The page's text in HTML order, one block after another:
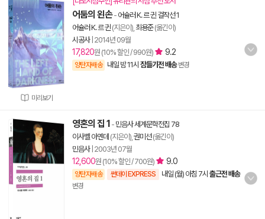
미리보기
어둠의 왼손- 어슐러 K. 르 귄 걸작선 1
어슐러 K. 르 귄 (지은이), 최용준(옮긴이)
시공사| 2014년 09월
17,820원 (10% 할인 / 990원) 9.2
양탄자배송 내일 밤 11시 잠들기전 배송 변경
영혼의 집 1 - 민음사 세계문학전집 78
이사벨 아옌데 (지은이), 권미선(옮긴이)
민음사| 2003년 07월
12,600원 (10% 할인 / 700원) 9.0
양탄자배송 썬데이 EXPRESS 내일 (월) 아침 7시 출근전 배송
변경